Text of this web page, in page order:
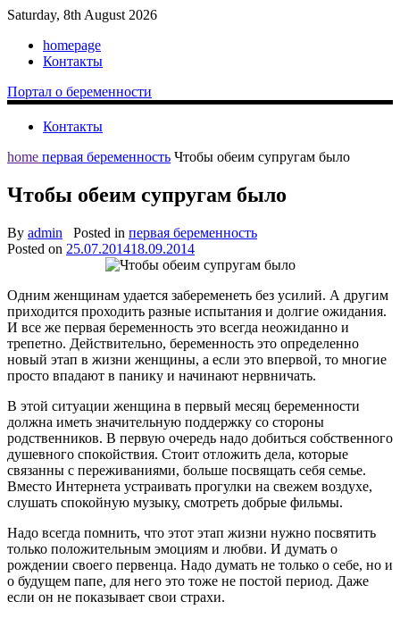
Saturday, 8th August 2026
homepage
Контакты
Портал о беременности
Контакты
home первая беременность Чтобы обеим супругам было
Чтобы обеим супругам было
By admin Posted in первая беременность
Posted on 25.07.201418.09.2014
Одним женщинам удается забеременеть без усилий. А другим
приходится проходить разные испытания и долгие ожидания.
И все же первая беременность это всегда неожиданно и
трепетно. Действительно, беременность это определенно
новый этап в жизни женщины, а если это впервой, то многие
просто впадают в панику и начинают нервничать.
В этой ситуации женщина в первый месяц беременности
должна иметь значительную поддержку со стороны
родственников. В первую очередь надо добиться собственного
душевного спокойствия. Стоит отложить дела, которые
связанны с переживаниями, больше посвящать себя семье.
Вместо Интернета устраивать прогулки на свежем воздухе,
слушать спокойную музыку, смотреть добрые фильмы.
Надо всегда помнить, что этот этап жизни нужно посвятить
только положительным эмоциям и любви. И думать о
рождении своего первенца. Надо думать не только о себе, но и
о будущем папе, для него это тоже не постой период. Даже
если он не показывает свои страхи.